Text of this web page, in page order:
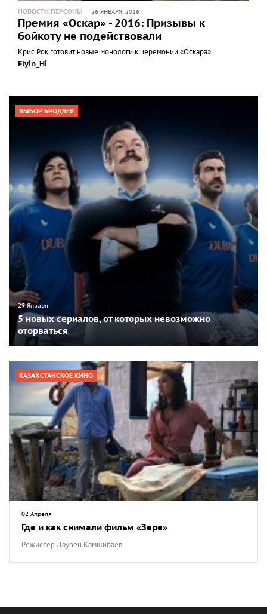
НОВОСТИ ПЕРСОНЫ 26 ЯНВАРЯ, 2016
Премия «Оскар» - 2016: Призывы к
бойкоту не подействовали
Крис Рок готовит новые монологи к церемонии «Оскара».
Flyin_Hi
ВЫБОР БРОДВЕЯ
29 Января
5 новых сериалов, от которых невозможно
оторваться
КАЗАХСТАНСКОЕ КИНО
02 Апреля
Где и как снимали фильм «Зере»
Режиссер Даурен Камшибаев